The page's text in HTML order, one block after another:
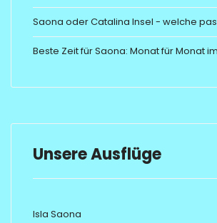
Saona oder Catalina Insel - welche
Beste Zeit für Saona: Monat für Monat
Unsere Ausflüge
Isla Saona